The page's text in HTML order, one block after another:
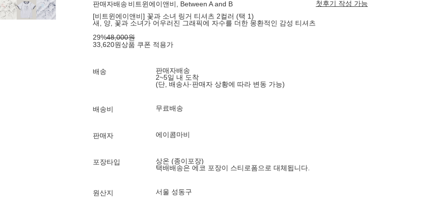
판매자배송 비트윈에이앤비, Between A and B
첫후기 작성 가능
[비트윈에이앤비] 꽃과 소녀 링거 티셔츠 2컬러 (택 1)
새, 양, 꽃과 소녀가 어우러진 그래픽에 자수를 더한 몽환적인 감성 티셔츠
29%48,000원
33,620원상품 쿠폰 적용가
배송
판매자배송
2~5일 내 도착
(단, 배송사·판매자 상황에 따라 변동 가능)
배송비 무료배송
판매자 에이콤마비
포장타입
상온 (종이포장)
택배배송은 에코 포장이 스티로폼으로 대체됩니다.
원산지 서울 성동구